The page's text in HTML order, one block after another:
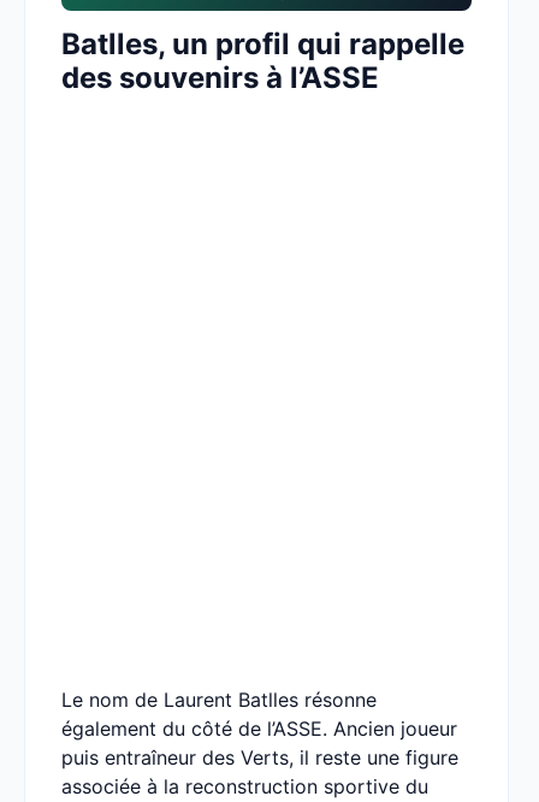
Batlles, un profil qui rappelle
des souvenirs à l’ASSE
Le nom de Laurent Batlles résonne
également du côté de l’ASSE. Ancien joueur
puis entraîneur des Verts, il reste une figure
associée à la reconstruction sportive du